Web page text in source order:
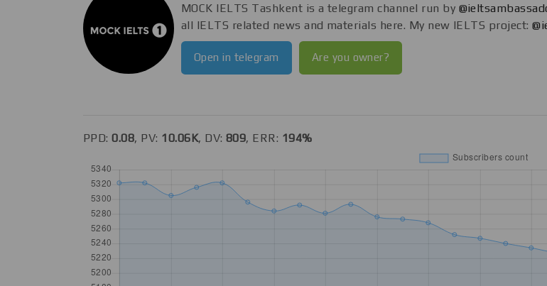
MOCK IELTS Tashkent is a telegram channel run by
all IELTS related news and materials here. My new IELTS project:
Open in telegram Are you owner?
PPD:0.08, PV: 10.06K, DV: 809, ERR: 194%